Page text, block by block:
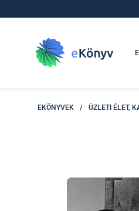
EKÖNYVEK / ÜZLETI ÉLET,